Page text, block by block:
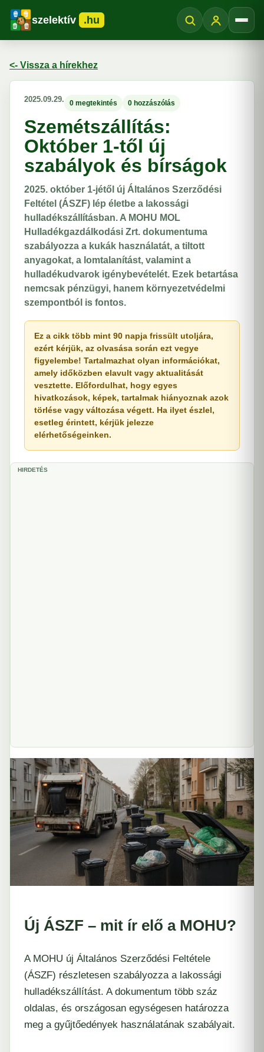
szelektív .hu
<- Vissza a hírekhez
2025.09.29. 0 megtekintés 0 hozzászólás
Szemétszállítás:
Október 1-től új
szabályok és bírságok
2025. október 1-jétől új Általános Szerződési
Feltétel (ÁSZF) lép életbe a lakossági
hulladékszállításban. A MOHU MOL
Hulladékgazdálkodási Zrt. dokumentuma
szabályozza a kukák használatát, a tiltott
anyagokat, a lomtalanítást, valamint a
hulladékudvarok igénybevételét. Ezek betartása
nemcsak pénzügyi, hanem környezetvédelmi
szempontból is fontos.
Ez a cikk több mint 90 napja frissült utoljára,
ezért kérjük, az olvasása során ezt vegye
figyelembe! Tartalmazhat olyan információkat,
amely időközben elavult vagy aktualitását
vesztette. Előfordulhat, hogy egyes
hivatkozások, képek, tartalmak hiányoznak azok
törlése vagy változása végett. Ha ilyet észlel,
esetleg érintett, kérjük jelezze
elérhetőségeinken.
HIRDETÉS
Új ÁSZF – mit ír elő a MOHU?
A MOHU új Általános Szerződési Feltétele
(ÁSZF) részletesen szabályozza a lakossági
hulladékszállítást. A dokumentum több száz
oldalas, és országosan egységesen határozza
meg a gyűjtőedények használatának szabályait.